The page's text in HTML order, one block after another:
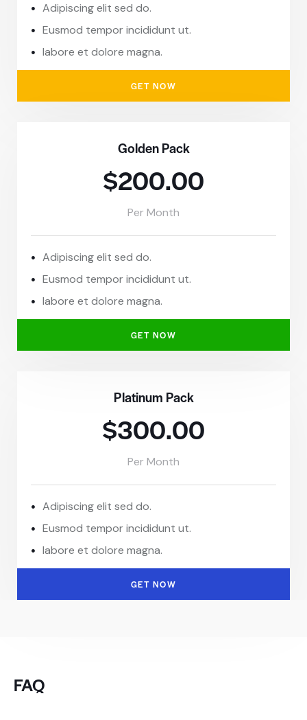
Adipiscing elit sed do.
Eusmod tempor incididunt ut.
labore et dolore magna.
GET NOW
Golden Pack
$200.00
Per Month
Adipiscing elit sed do.
Eusmod tempor incididunt ut.
labore et dolore magna.
GET NOW
Platinum Pack
$300.00
Per Month
Adipiscing elit sed do.
Eusmod tempor incididunt ut.
labore et dolore magna.
GET NOW
FAQ